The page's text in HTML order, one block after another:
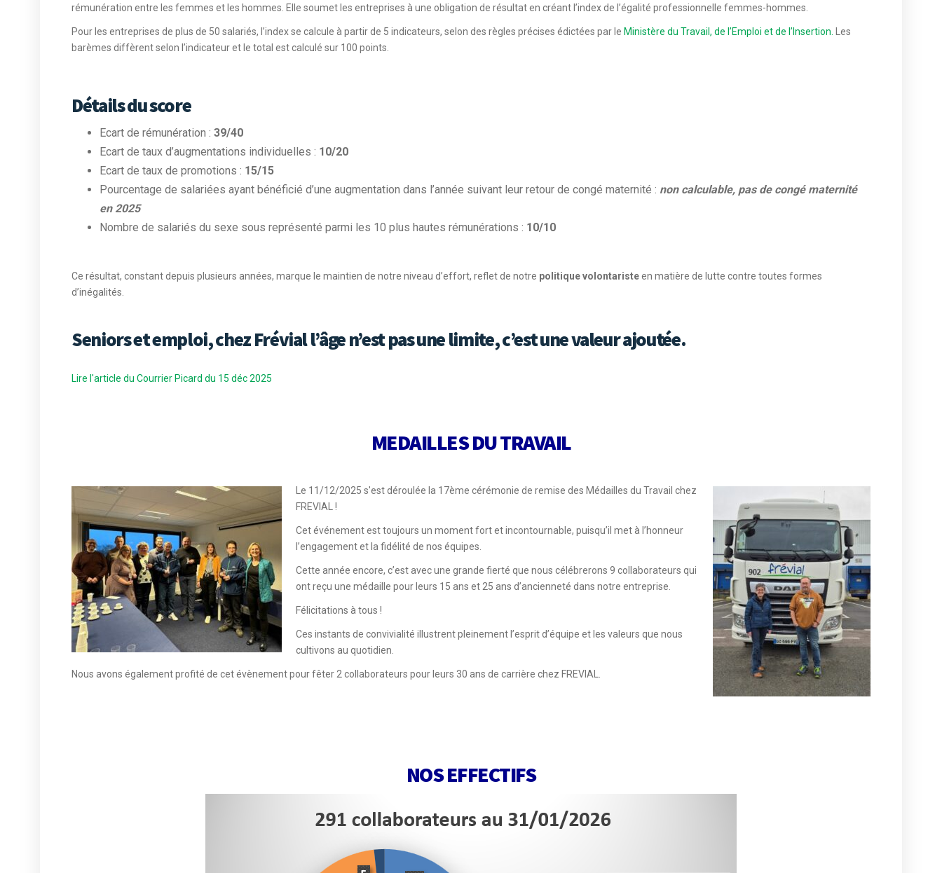
rémunération entre les femmes et les hommes. Elle soumet les entreprises à une obligation de résultat en créant l’index de l’égalité professionnelle femmes-hommes.
Pour les entreprises de plus de 50 salariés, l’index se calcule à partir de 5 indicateurs, selon des règles précises édictées par le Ministère du Travail, de l’Emploi et de l’Insertion.
Les
barèmes diffèrent selon l’indicateur et le total est calculé sur 100 points.
Détails du score
Ecart de rémunération : 39/40
Ecart de taux d’augmentations individuelles : 10/20
Ecart de taux de promotions : 15/15
Pourcentage de salariées ayant bénéficié d’une augmentation dans l’année suivant leur retour de congé maternité : non calculable, pas de congé maternité
en 2025
Nombre de salariés du sexe sous représenté parmi les 10 plus hautes rémunérations : 10/10
Ce résultat, constant depuis plusieurs années, marque le maintien de notre niveau d’effort, reflet de notre politique volontaristeen matière de lutte contre toutes formes
d’inégalités.
Seniors et emploi, chez Frévial l’âge n’est pas une limite, c’est une valeur ajoutée.
Lire l'article du Courrier Picard du 15 déc 2025
MEDAILLES DU TRAVAIL
Le 11/12/2025 s'est déroulée la 17ème cérémonie de remise des Médailles du Travail chez
FREVIAL !
Cet événement est toujours un moment fort et incontournable, puisqu’il met à l’honneur
l’engagement et la fidélité de nos équipes.
Cette année encore, c’est avec une grande fierté que nous célébrerons 9 collaborateurs qui
ont reçu une médaille pour leurs 15 ans et 25 ans d’ancienneté dans notre entreprise.
Félicitations à tous !
Ces instants de convivialité illustrent pleinement l’esprit d’équipe et les valeurs que nous
cultivons au quotidien.
Nous avons également profité de cet évènement pour fêter 2 collaborateurs pour leurs 30 ans de carrière chez FREVIAL.
NOS EFFECTIFS